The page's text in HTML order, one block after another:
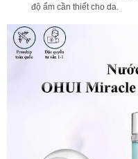
độ ẩm cần thiết cho da.